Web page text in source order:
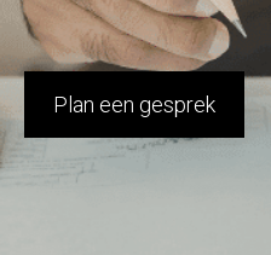
Plan een gesprek